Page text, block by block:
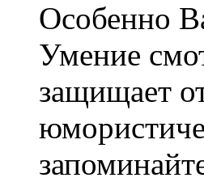
Особенно
Умение
защищает